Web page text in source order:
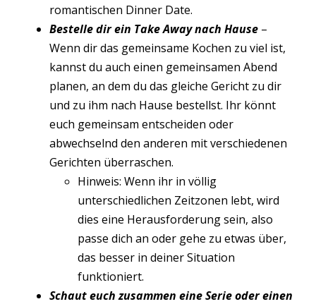
romantischen Dinner Date.
Bestelle dir ein Take Away nach Hause –
Wenn dir das gemeinsame Kochen zu viel ist,
kannst du auch einen gemeinsamen Abend
planen, an dem du das gleiche Gericht zu dir
und zu ihm nach Hause bestellst. Ihr könnt
euch gemeinsam entscheiden oder
abwechselnd den anderen mit verschiedenen
Gerichten überraschen.
Hinweis: Wenn ihr in völlig
unterschiedlichen Zeitzonen lebt, wird
dies eine Herausforderung sein, also
passe dich an oder gehe zu etwas über,
das besser in deiner Situation
funktioniert.
Schaut euch zusammen eine Serie oder einen